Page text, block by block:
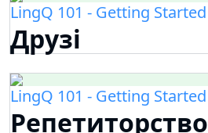
LingQ 101 - Getting Started
Друзі
LingQ 101 - Getting Started
Репетиторство